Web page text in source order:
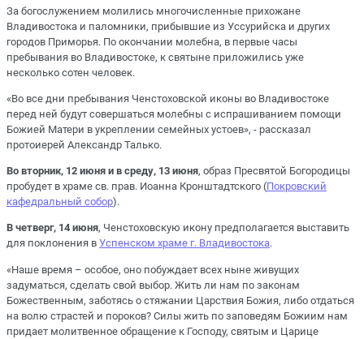
За богослужением молились многочисленные прихожане
Владивостока и паломники, прибывшие из Уссурийска и других
городов Приморья. По окончании молебна, в первые часы
пребывания во Владивостоке, к святыне приложились уже
несколько сотен человек.
«Во все дни пребывания Ченстоховской иконы во Владивостоке
перед ней будут совершаться молебны с испрашиванием помощи
Божией Матери в укреплении семейных устоев», - рассказал
протоиерей Александр Талько.
Во вторник, 12 июня и в среду, 13 июня, образ Пресвятой Богородицы
пробудет в храме св. прав. Иоанна Кронштадтского (Покровский
кафедральный собор).
В четверг, 14 июня, Ченстоховскую икону предполагается выставить
для поклонения в Успенском храме г. Владивостока.
«Наше время – особое, оно побуждает всех ныне живущих
задуматься, сделать свой выбор. Жить ли нам по законам
Божественным, заботясь о стяжании Царствия Божия, либо отдаться
на волю страстей и пороков? Силы жить по заповедям Божиим нам
придает молитвенное обращение к Господу, святым и Царице